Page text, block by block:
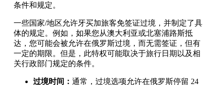
条件和规定。
一些国家/地区允许牙买加旅客免签证过境，并制定了具
体的规定。例如，如果您从澳大利亚或北塞浦路斯抵
达，您可能会被允许在俄罗斯过境，而无需签证，但有
一定的期限。但是，此特权可能取决于旅行日期以及相
关行政部门规定的条件。
过境时间： 通常，过境选项允许在俄罗斯停留 24